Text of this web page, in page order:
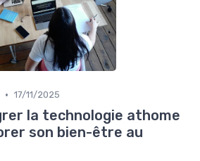
• 17/11/2025
la technologie athome
son bien-être au